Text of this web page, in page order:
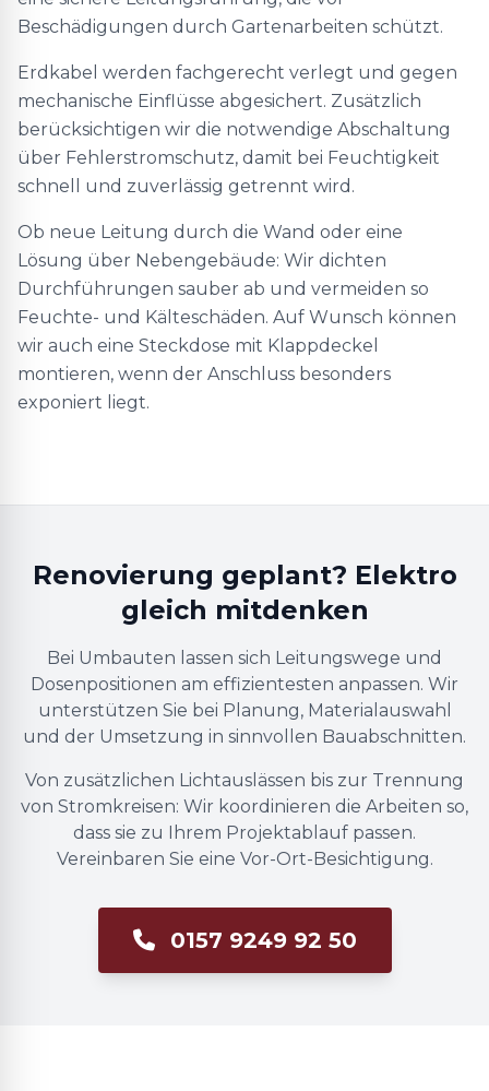
Beschädigungen durch Gartenarbeiten schützt.
Erdkabel werden fachgerecht verlegt und gegen
mechanische Einflüsse abgesichert. Zusätzlich
berücksichtigen wir die notwendige Abschaltung
über Fehlerstromschutz, damit bei Feuchtigkeit
schnell und zuverlässig getrennt wird.
Ob neue Leitung durch die Wand oder eine
Lösung über Nebengebäude: Wir dichten
Durchführungen sauber ab und vermeiden so
Feuchte- und Kälteschäden. Auf Wunsch können
wir auch eine Steckdose mit Klappdeckel
montieren, wenn der Anschluss besonders
exponiert liegt.
Renovierung geplant? Elektro
gleich mitdenken
Bei Umbauten lassen sich Leitungswege und
Dosenpositionen am effizientesten anpassen. Wir
unterstützen Sie bei Planung, Materialauswahl
und der Umsetzung in sinnvollen Bauabschnitten.
Von zusätzlichen Lichtauslässen bis zur Trennung
von Stromkreisen: Wir koordinieren die Arbeiten so,
dass sie zu Ihrem Projektablauf passen.
Vereinbaren Sie eine Vor-Ort-Besichtigung.
0157 9249 92 50